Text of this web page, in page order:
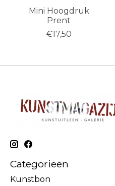
Mini Hoogdruk
Prent
€17,50
Categorieën
Kunstbon